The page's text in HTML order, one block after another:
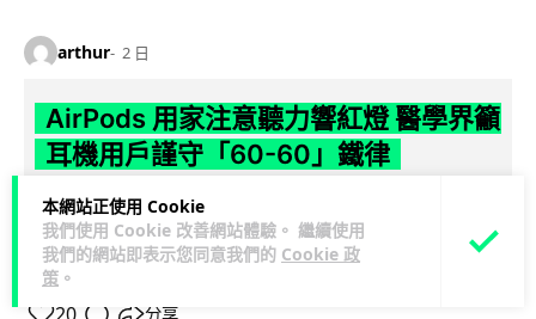
本網站正使用 Cookie
我們使用 Cookie 改善網站體驗。 繼續使用
我們的網站即表示您同意我們的 Cookie 政
策 。
arthur 2 日
AirPods 用家注意聽力響紅燈 醫學界籲
耳機用戶謹守「60-60」鐵律
長時間高音量佩戴耳機可能導致永久性噪音性聽損。本文盤點 4
大聽力受損警號，介紹科學護耳的「60-60 原則」及 Apple 內
置防護功能，... 閱讀全文
分享